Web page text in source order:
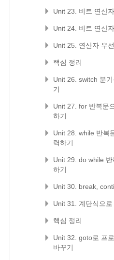
Unit 23. 비트 연산
Unit 24. 비트 연산
Unit 25. 연산자 우
핵심 정리
Unit 26. switch 분
기
Unit 27. for 반복문
하기
Unit 28. while 반복
력하기
Unit 29. do while
하기
Unit 30. break,
Unit 31. 계단식으
핵심 정리
Unit 32. goto로 프
바꾸기